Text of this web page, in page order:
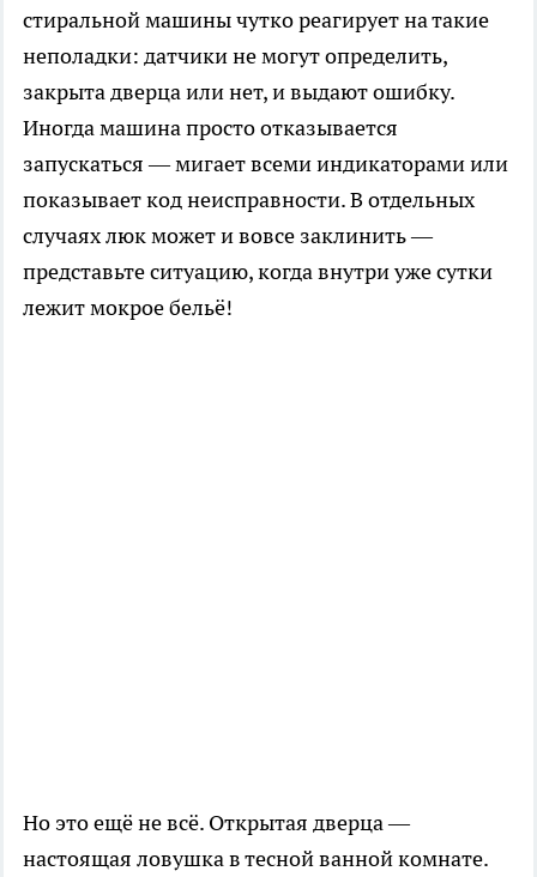
стиральной машины чутко реагирует на такие
неполадки: датчики не могут определить,
закрыта дверца или нет, и выдают ошибку.
Иногда машина просто отказывается
запускаться — мигает всеми индикаторами или
показывает код неисправности. В отдельных
случаях люк может и вовсе заклинить —
представьте ситуацию, когда внутри уже сутки
лежит мокрое бельё!
Но это ещё не всё. Открытая дверца —
настоящая ловушка в тесной ванной комнате.